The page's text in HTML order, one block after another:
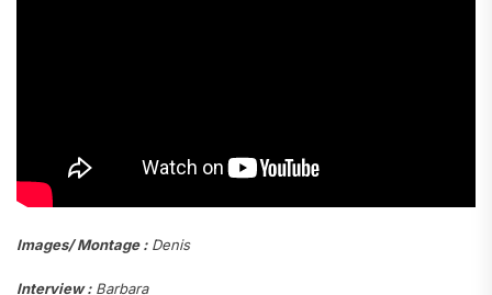
Images/ Montage :Denis
Interview :Barbara